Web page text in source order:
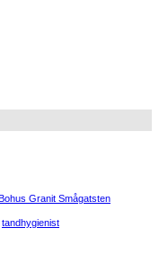
Granit Smågatsten
tandhygienist